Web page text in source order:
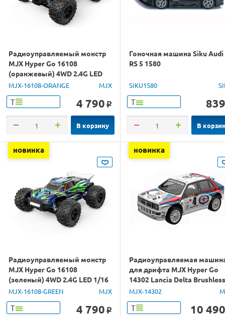
Радиоуправляемый монстр
MJX Hyper Go 16108
(оранжевый) 4WD 2.4G LED
1/16 RTR
MJX-16108-ORANGE MJX
Т 4 790 o
В корзину
Гоночная машина Siku Audi
RS 5 1580
SIKU1580
Т 839
В
новинка
Радиоуправляемый монстр
MJX Hyper Go 16108
(зеленый) 4WD 2.4G LED 1/16
RTR
MJX-16108-GREEN MJX
Т 4 790 o
новинка
Радиоуправляемая
для дрифта MJX Hyper Go
14302 Lancia Delta Brushless
4WD 2.4G LED 1/14 RTR
MJX-14302
Т 10 490